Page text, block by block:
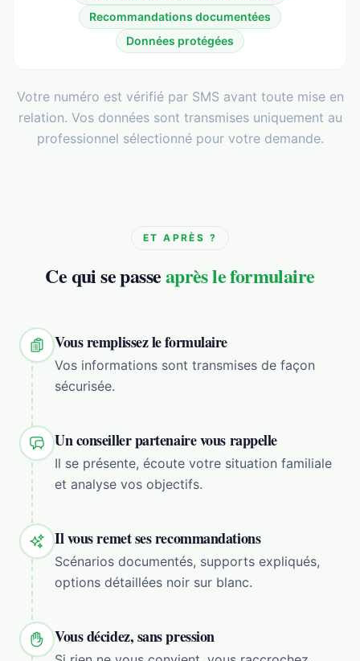
Recommandations documentées
Données protégées
Votre numéro est vérifié par SMS avant toute mise en
relation. Vos données sont transmises uniquement au
professionnel sélectionné pour votre demande.
ET APRÈS ?
Ce qui se passeaprès le formulaire
Vous remplissez le formulaire
Vos informations sont transmises de façon
sécurisée.
Un conseiller partenaire vous rappelle
Il se présente, écoute votre situation familiale
et analyse vos objectifs.
Il vous remet ses recommandations
Scénarios documentés, supports expliqués,
options détaillées noir sur blanc.
Vous décidez, sans pression